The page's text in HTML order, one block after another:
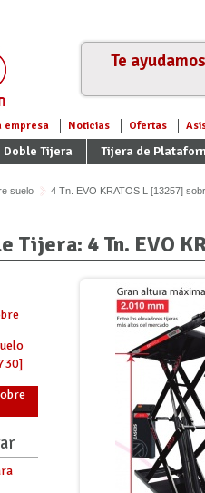
empresa Noticias Ofertas
Doble Tijera Tijera de
Te
suelo 4 Tn. EVO KRATOS L [13257]
Tijera: 4 Tn. EVO